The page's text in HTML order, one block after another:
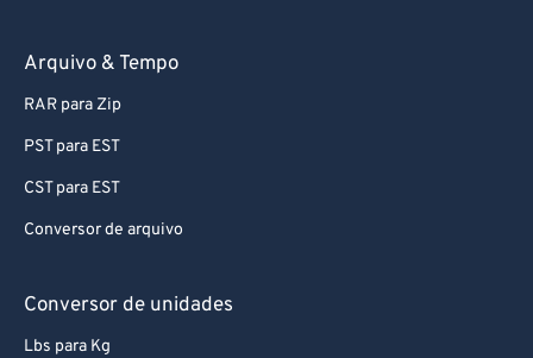
Arquivo & Tempo
RAR para Zip
PST para EST
CST para EST
Conversor de arquivo
Conversor de unidades
Lbs para Kg